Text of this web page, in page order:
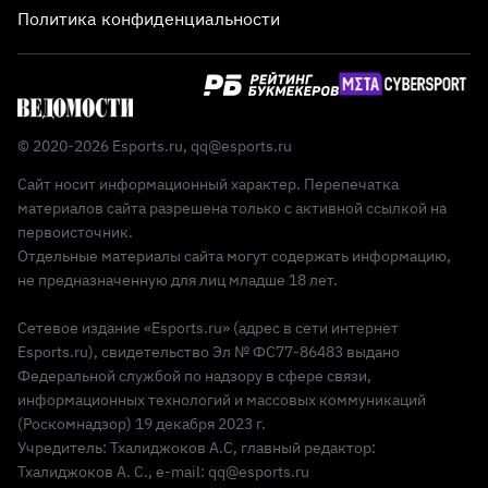
Политика конфиденциальности
© 2020-2026 Esports.ru, qq@esports.ru
Сайт носит информационный характер. Перепечатка
материалов сайта разрешена только с активной ссылкой на
первоисточник.
Отдельные материалы сайта могут содержать информацию,
не предназначенную для лиц младше 18 лет.
Сетевое издание «Esports.ru» (адрес в сети интернет
Esports.ru), свидетельство Эл № ФС77-86483 выдано
Федеральной службой по надзору в сфере связи,
информационных технологий и массовых коммуникаций
(Роскомнадзор) 19 декабря 2023 г.
Учредитель: Тхалиджоков А.С, главный редактор:
Тхалиджоков А. С., e-mail: qq@esports.ru